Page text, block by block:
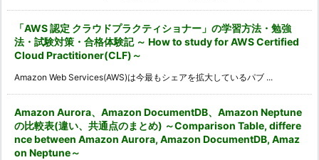
「AWS 認定 クラウドプラクティショナー」の学習方法・勉強
法・試験対策・合格体験記 ～ How to study for AWS Certified
Cloud Practitioner(CLF)～
Amazon Web Services(AWS)は今最もシェアを拡大しているパブ ...
Amazon Aurora、Amazon DocumentDB、Amazon Neptune
の比較表(違い、共通点のまとめ) ～Comparison Table, differe
nce between Amazon Aurora, Amazon DocumentDB, Amaz
on Neptune～